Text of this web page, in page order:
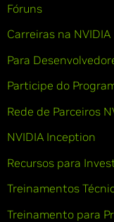
Fóruns
Carreiras na NVIDIA
Para
Participe do
Rede de Parceiros
NVIDIA Inception
Recursos para
Treinamentos
Treinamento para